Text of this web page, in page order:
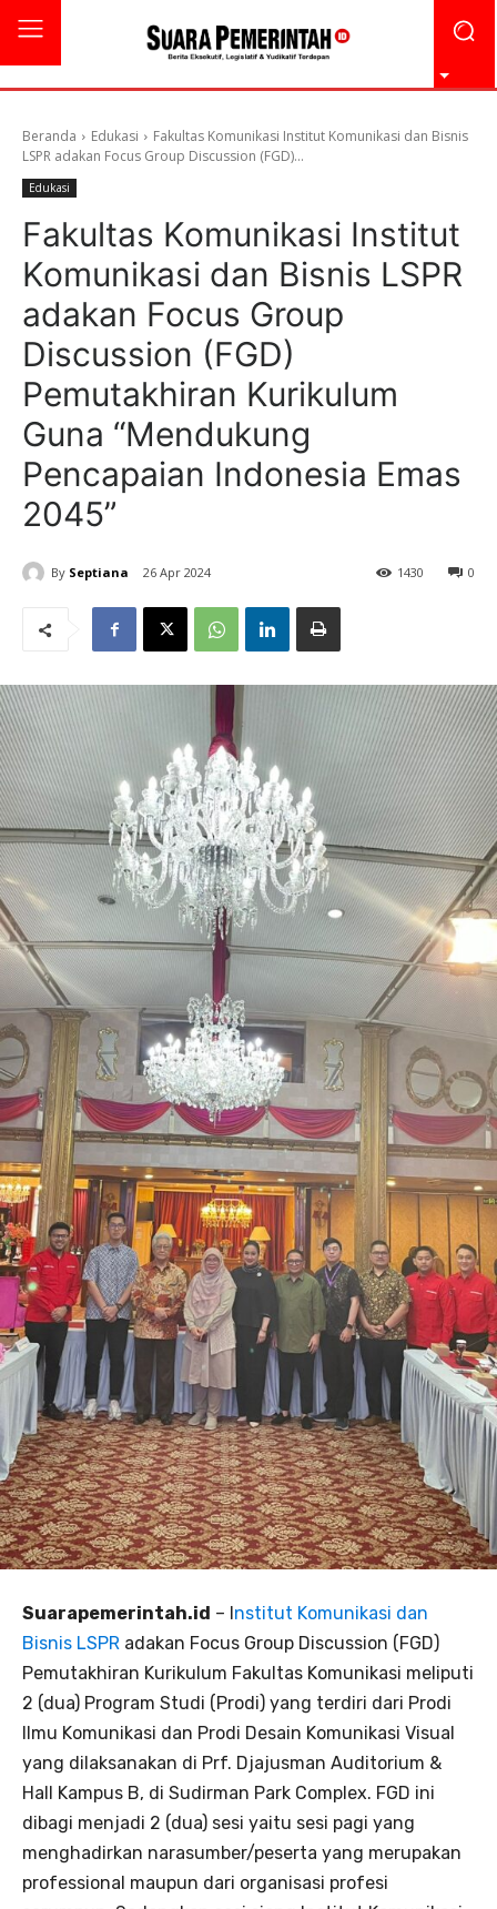
Beranda Edukasi
Fakultas Komunikasi Institut Komunikasi dan Bisnis
LSPR adakan Focus Group Discussion (FGD)...
Edukasi
Fakultas Komunikasi Institut
Komunikasi dan Bisnis LSPR
adakan Focus Group
Discussion (FGD)
Pemutakhiran Kurikulum
Guna “Mendukung
Pencapaian Indonesia Emas
2045”
By Septiana 26 Apr 2024 0
1430
Suarapemerintah.id – Institut Komunikasi dan
Bisnis LSPR adakan Focus Group Discussion (FGD)
Pemutakhiran Kurikulum Fakultas Komunikasi meliputi
2 (dua) Program Studi (Prodi) yang terdiri dari Prodi
Ilmu Komunikasi dan Prodi Desain Komunikasi Visual
yang dilaksanakan di Prf. Djajusman Auditorium &
Hall Kampus B, di Sudirman Park Complex. FGD ini
dibagi menjadi 2 (dua) sesi yaitu sesi pagi yang
menghadirkan narasumber/peserta yang merupakan
professional maupun dari organisasi profesi